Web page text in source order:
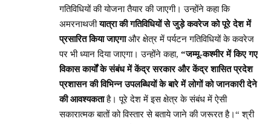
गतिविधियों की योजना तैयार की जाएगी। उन्होंने कहा कि
अमरनाथजीयात्रा की गतिविधियों से जुड़े कवरेज को पूरे देश में
प्रसारित किया जाएगाऔर क्षेत्र में पर्यटन गतिविधियों के कवरेज
पर भी ध्यान दिया जाएगा। उन्होंने कहा, “जम्मू-कश्मीर में किए गए
विकास कार्यों के संबंध में केंद्र सरकार और केंद्र शासित प्रदेश
प्रशासन की विभिन्न उपलब्धियों के बारे में लोगों को जानकारी देने
की आवश्यकताहै। पूरे देश में इस क्षेत्र के संबंध में ऐसी
सकारात्मक बातों को विस्तार से बताये जाने की जरूरत है।“ श्री